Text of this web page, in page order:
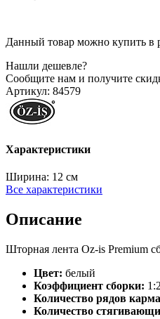
Данный товар можно купить в
Нашли дешевле?
Сообщите нам и получите
Артикул: 84579
Характеристики
Ширина: 12 см
Все характеристики
Описание
Шторная лента Oz-is Premium
Цвет: белый
Коэффициент сборки:
Количество рядов
Количество